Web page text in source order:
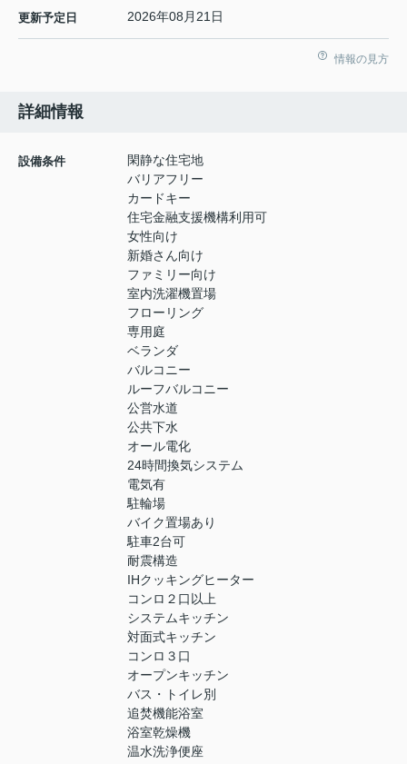
更新予定日 2026年08月21日
情報の見方
詳細情報
設備条件
閑静な住宅地
バリアフリー
カードキー
住宅金融支援機構利用可
女性向け
新婚さん向け
ファミリー向け
室内洗濯機置場
フローリング
専用庭
ベランダ
バルコニー
ルーフバルコニー
公営水道
公共下水
オール電化
24時間換気システム
電気有
駐輪場
バイク置場あり
駐車2台可
耐震構造
IHクッキングヒーター
コンロ２口以上
システムキッチン
対面式キッチン
コンロ３口
オープンキッチン
バス・トイレ別
追焚機能浴室
浴室乾燥機
温水洗浄便座